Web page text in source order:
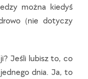
można kiedyś
(nie dotyczy
Jeśli lubisz to, co
dnia. Ja, to